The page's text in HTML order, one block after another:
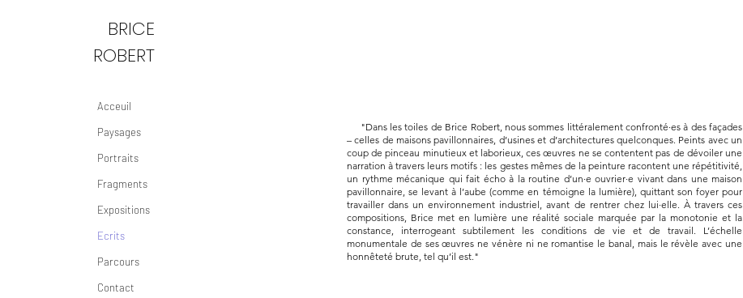
BRICE
ROBERT
"Dans les toiles de Brice Robert, nous sommes littéralement confronté·es à des façades
– celles de maisons pavillonnaires, d’usines et d’architectures quelconques. Peints avec un
coup de pinceau minutieux et laborieux, ces œuvres ne se contentent pas de dévoiler une
narration à travers leurs motifs : les gestes mêmes de la peinture racontent une répétitivité,
un rythme mécanique qui fait écho à la routine d’un·e ouvrier·e vivant dans une maison
pavillonnaire, se levant à l’aube (comme en témoigne la lumière), quittant son foyer pour
travailler dans un environnement industriel, avant de rentrer chez lui·elle. À travers ces
compositions, Brice met en lumière une réalité sociale marquée par la monotonie et la
constance, interrogeant subtilement les conditions de vie et de travail. L’échelle
monumentale de ses œuvres ne vénère ni ne romantise le banal, mais le révèle avec une
honnêteté brute, tel qu’il est."
Acceuil
Paysages
Portraits
Fragments
Expositions
Ecrits
Parcours
Contact